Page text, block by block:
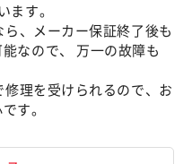
ます。
、メーカー保証終了後も
なので、 万一の故障も
理を受けられるので、お
す。